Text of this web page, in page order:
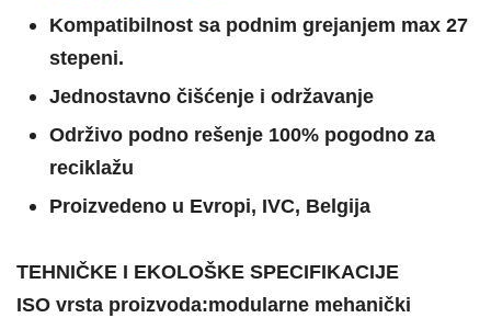
Kompatibilnost sa podnim grejanjem max 27
stepeni.
Jednostavno čišćenje i održavanje
Održivo podno rešenje 100% pogodno za
reciklažu
Proizvedeno u Evropi, IVC, Belgija
TEHNIČKE I EKOLOŠKE SPECIFIKACIJE
ISO vrsta proizvoda:modularne mehanički